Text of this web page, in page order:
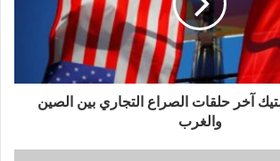
آخر حلقات الصراع التجاري بين الصين
والغرب